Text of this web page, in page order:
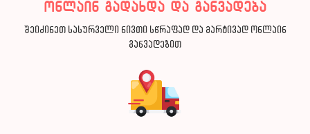
ონლაინ გადახდა და განვადება
შეიძინეთ სასურველი ნივთი სწრაფად და მარტივად ონლაინ
განვადებით